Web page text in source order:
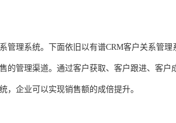
管理系统。下面依旧以有谱CRM客户关系管
的管理渠道。通过客户获取、客户跟进、客户
，企业可以实现销售额的成倍提升。